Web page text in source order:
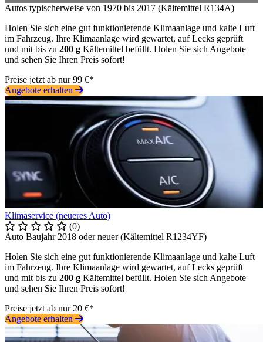
Autos typischerweise von 1970 bis 2017 (Kältemittel R134A)
Holen Sie sich eine gut funktionierende Klimaanlage und kalte Luft
im Fahrzeug. Ihre Klimaanlage wird gewartet, auf Lecks geprüft
und mit bis zu 200 g Kältemittel befüllt. Holen Sie sich Angebote
und sehen Sie Ihren Preis sofort!
Preise jetzt ab nur 99 €*
Angebote erhalten
Klimaservice (neueres Auto)
(0)
Auto Baujahr 2018 oder neuer (Kältemittel R1234YF)
Holen Sie sich eine gut funktionierende Klimaanlage und kalte Luft
im Fahrzeug. Ihre Klimaanlage wird gewartet, auf Lecks geprüft
und mit bis zu 200 g Kältemittel befüllt. Holen Sie sich Angebote
und sehen Sie Ihren Preis sofort!
Preise jetzt ab nur 20 €*
Angebote erhalten